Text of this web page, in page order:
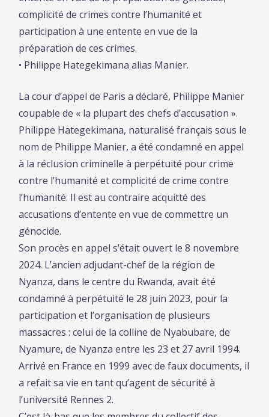
complicité de crimes contre l’humanité et
participation à une entente en vue de la
préparation de ces crimes.
• Philippe Hategekimana alias Manier.
La cour d’appel de Paris a déclaré, Philippe Manier
coupable de « la plupart des chefs d’accusation ».
Philippe Hategekimana, naturalisé français sous le
nom de Philippe Manier, a été condamné en appel
à la réclusion criminelle à perpétuité pour crime
contre l’humanité et complicité de crime contre
l’humanité. Il est au contraire acquitté des
accusations d’entente en vue de commettre un
génocide.
Son procès en appel s’était ouvert le 8 novembre
2024. L’ancien adjudant-chef de la région de
Nyanza, dans le centre du Rwanda, avait été
condamné à perpétuité le 28 juin 2023, pour la
participation et l’organisation de plusieurs
massacres : celui de la colline de Nyabubare, de
Nyamure, de Nyanza entre les 23 et 27 avril 1994.
Arrivé en France en 1999 avec de faux documents, il
a refait sa vie en tant qu’agent de sécurité à
l’université Rennes 2.